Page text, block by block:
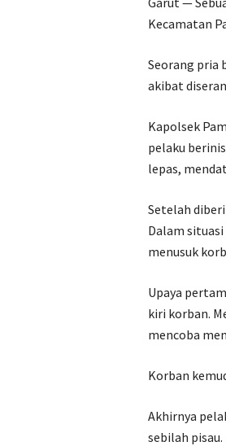
Kecamatan
Seorang pria
akibat
Kapolsek
pelaku
lepas,
Setelah
Dalam
menusuk
Upaya
kiri korban.
mencoba
Korban
Akhirnya
sebilah pisau.